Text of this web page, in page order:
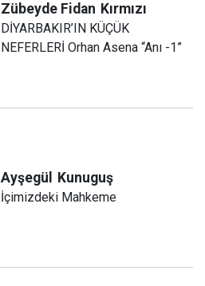
Zübeyde Fidan Kırmızı
DİYARBAKIR’IN KÜÇÜK
NEFERLERİ Orhan Asena “Anı -1”
Ayşegül Kunuguş
İçimizdeki Mahkeme